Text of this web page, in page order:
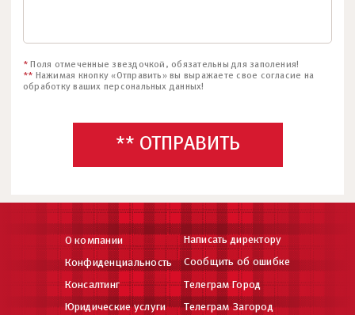
* Поля отмеченные звездочкой, обязательны для заполения!
** Нажимая кнопку «Отправить» вы выражаете свое согласие на
обработку ваших персональных данных!
** ОТПРАВИТЬ
О компании
Конфиденциальность
Консалтинг
Юридические услуги
Написать директору
Сообщить об ошибке
Телеграм Город
Телеграм Загород